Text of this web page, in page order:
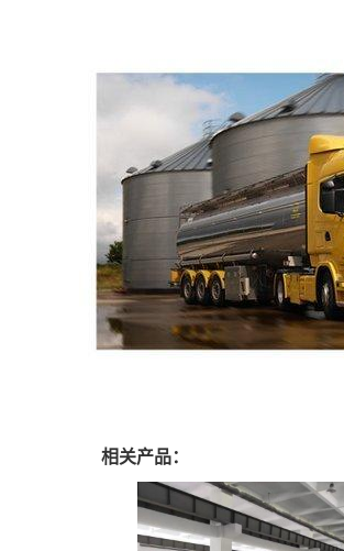
相关产品：